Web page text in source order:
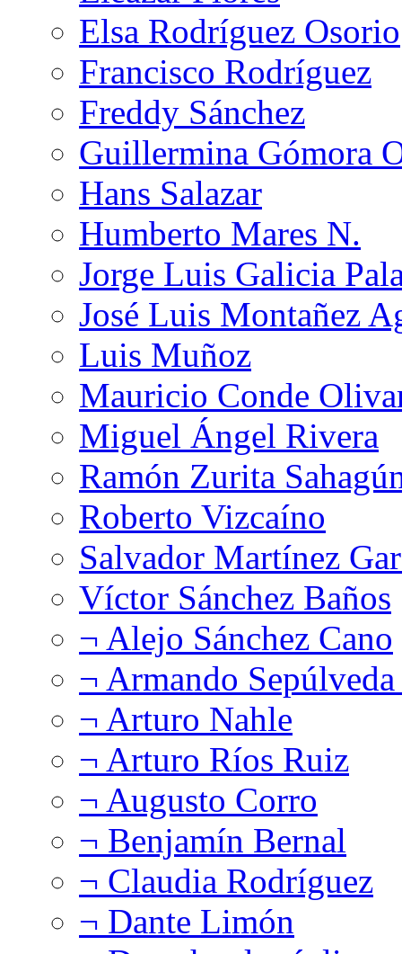
Elsa Rodríguez Osorio
Francisco Rodríguez
Freddy Sánchez
Guillermina Gómora
Hans Salazar
Humberto Mares N.
Jorge Luis Galicia
José Luis Montañez
Luis Muñoz
Mauricio Conde
Miguel Ángel Rivera
Ramón Zurita
Roberto Vizcaíno
Salvador Martínez
Víctor Sánchez Baños
¬ Alejo Sánchez Cano
¬ Armando
¬ Arturo Nahle
¬ Arturo Ríos Ruiz
¬ Augusto Corro
¬ Benjamín Bernal
¬ Claudia Rodríguez
¬ Dante Limón